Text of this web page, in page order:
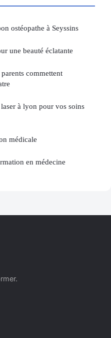
ostéopathe à Seyssins
une beauté éclatante
commettent
à lyon pour vos soins
médicale
en médecine